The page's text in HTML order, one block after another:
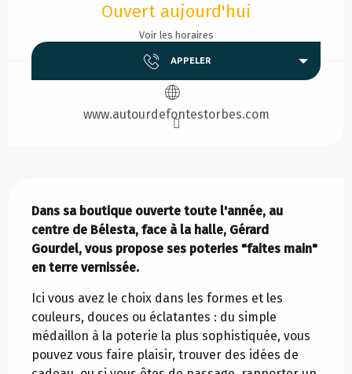
Ouvert aujourd'hui
Voir les horaires
APPELER
www.autourdefontestorbes.com
Dans sa boutique ouverte toute l'année, au
centre de Bélesta, face à la halle, Gérard
Gourdel, vous propose ses poteries "faites main"
en terre vernissée.
Ici vous avez le choix dans les formes et les
couleurs, douces ou éclatantes : du simple
médaillon à la poterie la plus sophistiquée, vous
pouvez vous faire plaisir, trouver des idées de